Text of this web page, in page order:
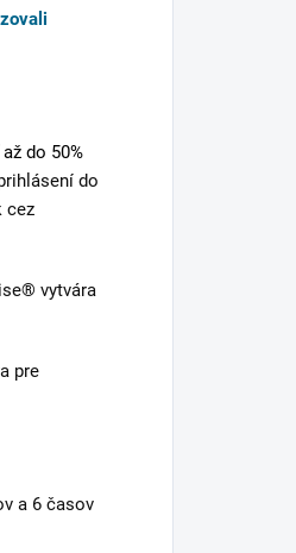
do 50%
do
cez
vytvára
pre
a 6 časov